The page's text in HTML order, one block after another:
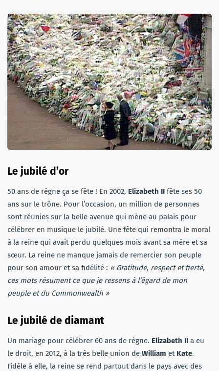
Le jubilé d’or
50 ans de règne ça se fête ! En 2002, Elizabeth II fête ses 50
ans sur le trône. Pour l’occasion, un million de personnes
sont réunies sur la belle avenue qui mène au palais pour
célébrer en musique le jubilé. Une fête qui remontra le moral
à la reine qui avait perdu quelques mois avant sa mère et sa
sœur. La reine ne manque jamais de remercier son peuple
pour son amour et sa fidélité : « Gratitude, respect et fierté,
ces mots résument ce que je ressens à l’égard de mon
peuple et du Commonwealth »
Le jubilé de diamant
Un mariage pour célébrer 60 ans de règne. Elizabeth II a eu
le droit, en 2012, à la très belle union de William et Kate.
Fidèle à elle, la reine se rend partout dans le pays avec des